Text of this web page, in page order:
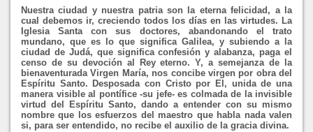
Nuestra ciudad y nuestra patria son la eterna felicidad, a la
cual debemos ir, creciendo todos los días en las virtudes. La
Iglesia Santa con sus doctores, abandonando el trato
mundano, que es lo que significa Galilea, y subiendo a la
ciudad de Judá, que significa confesión y alabanza, paga el
censo de su devoción al Rey eterno. Y, a semejanza de la
bienaventurada Virgen María, nos concibe virgen por obra del
Espíritu Santo. Desposada con Cristo por El, unida de una
manera visible al pontífice -su jefe- es colmada de la invisible
virtud del Espíritu Santo, dando a entender con su mismo
nombre que los esfuerzos del maestro que habla nada valen
si, para ser entendido, no recibe el auxilio de la gracia divina.